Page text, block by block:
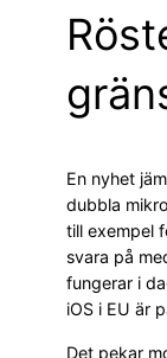
En nyhet
dubbla
till exempel
svara på
fungerar i
iOS i EU är
Det pekar